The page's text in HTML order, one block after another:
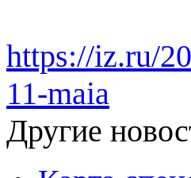
https://iz.ru/
11-maia
Другие